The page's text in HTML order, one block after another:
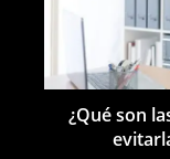
¿Qué son